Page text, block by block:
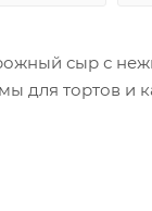
сыр с
для тортов и